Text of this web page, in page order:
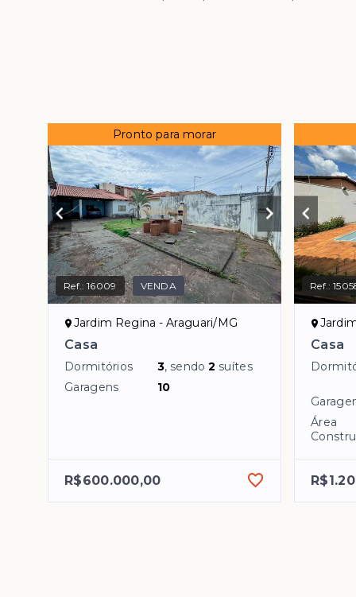
Pronto para morar
Ref.:16009 VENDA
Jardim Regina - Araguari/MG
Casa
Dormitórios 3, sendo2 suítes
Garagens
10
R$600.000,00
Ref.:
Casa
Área